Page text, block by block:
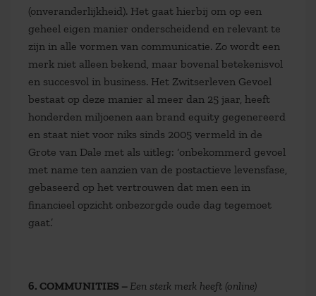
(onveranderlijkheid). Het gaat hierbij om op een
geheel eigen manier onderscheidend en relevant te
zijn in alle vormen van communicatie. Zo wordt een
merk niet alleen bekend, maar bovenal betekenisvol
en succesvol in business. Het Zwitserleven Gevoel
bestaat op deze manier al meer dan 25 jaar, heeft
honderden miljoenen aan brand equity gegenereerd
en staat niet voor niks sinds 2005 vermeld in de
Grote van Dale met als uitleg: ‘onbekommerd gevoel
met name ten aanzien van de postactieve levensfase,
gebaseerd op het vertrouwen dat men een in
financieel opzicht onbezorgde oude dag tegemoet
gaat.’
6. COMMUNITIES –Een sterk merk heeft (online)